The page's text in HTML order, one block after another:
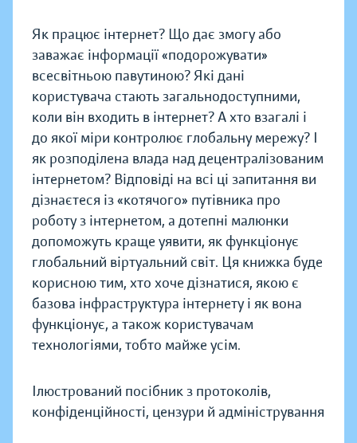
Як працює інтернет? Що дає змогу або
заважає інформації «подорожувати»
всесвітньою павутиною? Які дані
користувача стають загальнодоступними,
коли він входить в інтернет? А хто взагалі і
до якої міри контролює глобальну мережу? І
як розподілена влада над децентралізованим
інтернетом? Відповіді на всі ці запитання ви
дізнаєтеся із «котячого» путівника про
роботу з інтернетом, а дотепні малюнки
допоможуть краще уявити, як функціонує
глобальний віртуальний світ. Ця книжка буде
корисною тим, хто хоче дізнатися, якою є
базова інфраструктура інтернету і як вона
функціонує, а також користувачам
технологіями, тобто майже усім.
Ілюстрований посібник з протоколів,
конфіденційності, цензури й адміністрування